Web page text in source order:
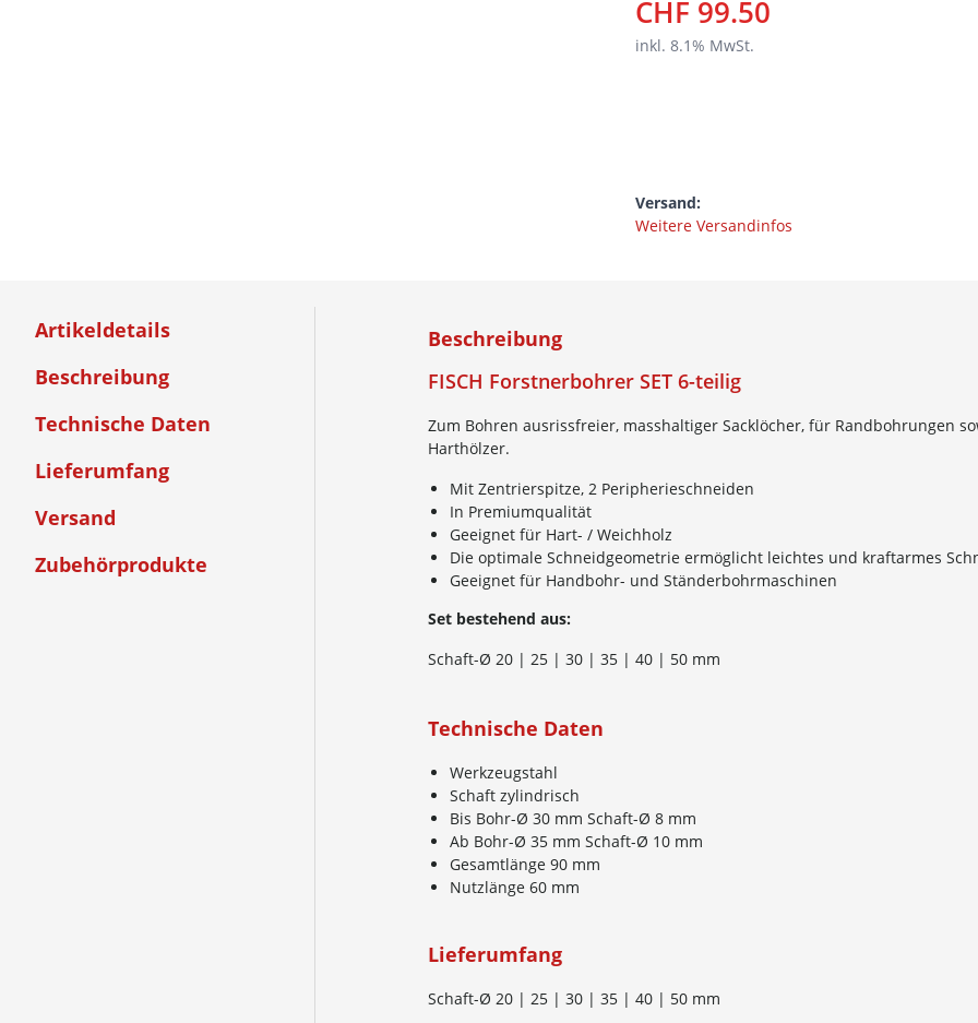
CHF 99.50
inkl.8.1% MwSt.
Versand:
Weitere Versandinfos
Artikeldetails
Beschreibung
Technische Daten
Lieferumfang
Versand
Zubehörprodukte
Beschreibung
FISCH Forstnerbohrer SET 6-teilig
Zum Bohren ausrissfreier, masshaltiger Sacklöcher, für Randbohrungen
Harthölzer.
Mit Zentrierspitze, 2 Peripherieschneiden
In Premiumqualität
Geeignet für Hart- / Weichholz
Die optimale Schneidgeometrie ermöglicht leichtes und kraftarmes
Geeignet für Handbohr- und Ständerbohrmaschinen
Set bestehend aus:
Schaft-Ø 20 | 25 | 30 | 35 | 40 | 50 mm
Technische Daten
Werkzeugstahl
Schaft zylindrisch
Bis Bohr-Ø 30 mm Schaft-Ø 8 mm
Ab Bohr-Ø 35 mm Schaft-Ø 10 mm
Gesamtlänge 90 mm
Nutzlänge 60 mm
Lieferumfang
Schaft-Ø 20 | 25 | 30 | 35 | 40 | 50 mm